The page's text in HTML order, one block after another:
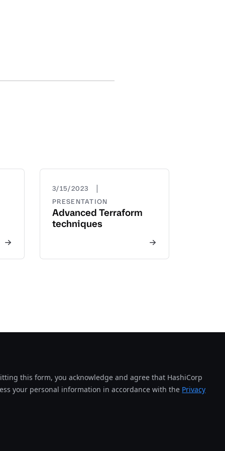
3/15/2023 |
PRESENTATION
Advanced Terraform
techniques
this form, you acknowledge and agree that HashiCorp
your personal information in accordance with the Privacy